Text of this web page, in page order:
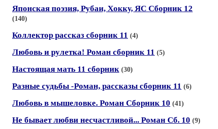
Японская поэзия, Рубаи, Xокку, ЯС Сборник 12
(140)
Коллектор рассказ сборник 11 (4)
Любовь и рулетка! Роман сборник 11 (5)
Настоящая мать 11 сборник (30)
Разные судьбы -Роман, рассказы сборник 11 (6)
Любовь в мышеловке. Роман Сборник 10 (41)
Не бывает любви несчастливой... Роман Сб. 10 (9)